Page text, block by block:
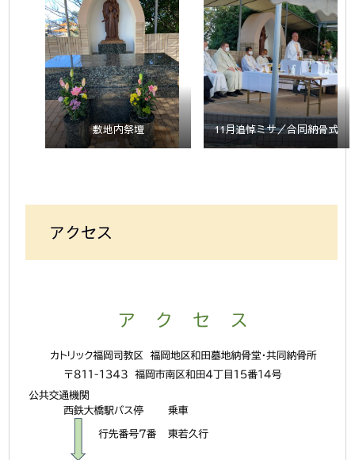
敷地内祭壇 11月追悼ミサ／合同納骨式
アクセス